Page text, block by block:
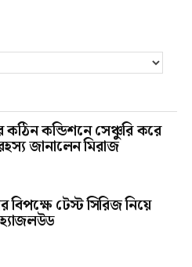
কঠিন কন্ডিশনে সেঞ্চুরি করে
জানালেন মিরাজ
বিপক্ষে টেস্ট সিরিজ নিয়ে